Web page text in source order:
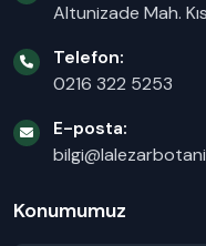
Altunizade Mah.
Telefon:
0216 322 5253
E-posta:
Konumumuz